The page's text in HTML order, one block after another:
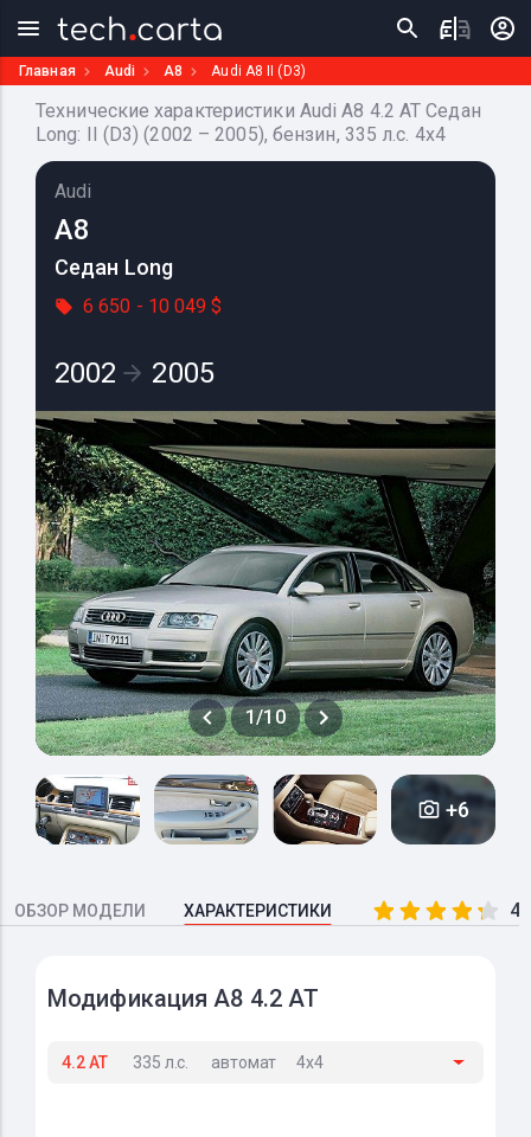
Главная Audi A8 Audi A8 II (D3)
Технические характеристики Audi A8 4.2 AT Седан
Long: II (D3) (2002 – 2005), бензин, 335 л.с. 4x4
Audi
A8
Седан Long
6 650 - 10 049 $
2002 2005
1/10
+6
ОБЗОР МОДЕЛИ ХАРАКТЕРИСТИКИ
Модификация A8 4.2 AT
4.2 AT 335 л.с. автомат 4x4